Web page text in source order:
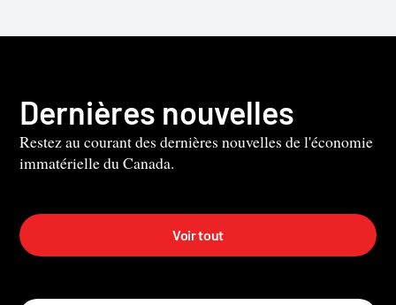
Dernières nouvelles
Restez au courant des dernières nouvelles de l'économie
immatérielle du Canada.
Voir tout